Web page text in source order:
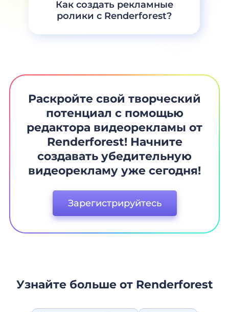
Как создать рекламные
ролики с Renderforest?
Раскройте свой творческий
потенциал с помощью
редактора видеорекламы от
Renderforest! Начните
создавать убедительную
видеорекламу уже сегодня!
Зарегистрируйтесь
Узнайте больше от Renderforest